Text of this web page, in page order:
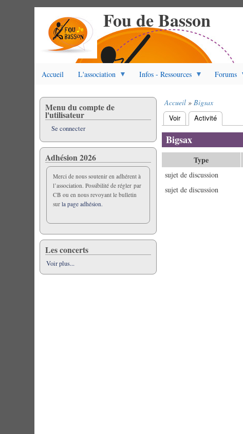
Fou de Basson
Accueil L'association Infos - Ressources Forums
Fil
d'Ariane
Accueil Bigsax
Onglets
principaux
Voir Activité
Bigsax
Type
sujet de discussion
sujet de discussion
Menu du compte de
l'utilisateur
Se connecter
Adhésion 2026
Merci de nous soutenir en adhérent à
l’association. Possibilité de régler par
CB ou en nous revoyant le bulletin
surla page adhésion.
Les concerts
Voir plus...